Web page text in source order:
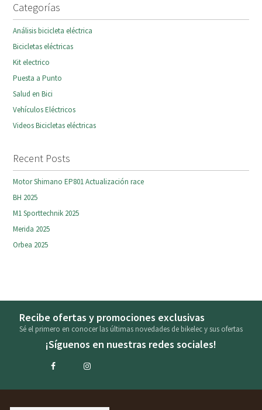
Categorías
Análisis bicicleta eléctrica
Bicicletas eléctricas
Kit electrico
Puesta a Punto
Salud en Bici
Vehículos Eléctricos
Videos Bicicletas eléctricas
Recent Posts
Motor Shimano EP801 Actualización race
BH 2025
M1 Sporttechnik 2025
Merida 2025
Orbea 2025
Recibe ofertas y promociones exclusivas
Sé el primero en conocer las últimas novedades de bikelec y sus ofertas
¡Síguenos en nuestras redes sociales!